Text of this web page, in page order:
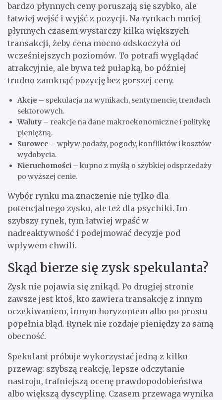
bardzo płynnych ceny poruszają się szybko, ale
łatwiej wejść i wyjść z pozycji. Na rynkach mniej
płynnych czasem wystarczy kilka większych
transakcji, żeby cena mocno odskoczyła od
wcześniejszych poziomów. To potrafi wyglądać
atrakcyjnie, ale bywa też pułapką, bo później
trudno zamknąć pozycję bez gorszej ceny.
Akcje – spekulacja na wynikach, sentymencie, trendach
sektorowych.
Waluty – reakcje na dane makroekonomiczne i politykę
pieniężną.
Surowce – wpływ podaży, pogody, konfliktów i kosztów
wydobycia.
Nieruchomości – kupno z myślą o szybkiej odsprzedaży
po wyższej cenie.
Wybór rynku ma znaczenie nie tylko dla
potencjalnego zysku, ale też dla psychiki. Im
szybszy rynek, tym łatwiej wpaść w
nadreaktywność i podejmować decyzje pod
wpływem chwili.
Skąd bierze się zysk spekulanta?
Zysk nie pojawia się znikąd. Po drugiej stronie
zawsze jest ktoś, kto zawiera transakcję z innym
oczekiwaniem, innym horyzontem albo po prostu
popełnia błąd. Rynek nie rozdaje pieniędzy za samą
obecność.
Spekulant próbuje wykorzystać jedną z kilku
przewag: szybszą reakcję, lepsze odczytanie
nastroju, trafniejszą ocenę prawdopodobieństwa
albo większą dyscyplinę. Czasem przewaga wynika